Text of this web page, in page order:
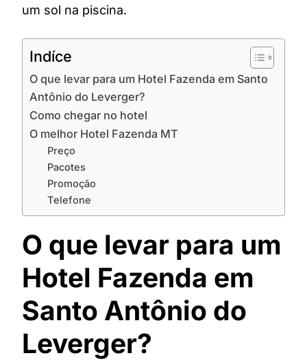
um sol na piscina.
Indíce
O que levar para um Hotel Fazenda em Santo
Antônio do Leverger?
Como chegar no hotel
O melhor Hotel Fazenda MT
Preço
Pacotes
Promoção
Telefone
O que levar para um
Hotel Fazenda em
Santo Antônio do
Leverger?